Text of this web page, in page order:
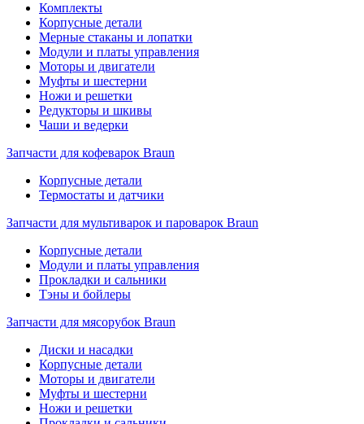
Комплекты
Корпусные детали
Мерные стаканы и лопатки
Модули и платы управления
Моторы и двигатели
Муфты и шестерни
Ножи и решетки
Редукторы и шкивы
Чаши и ведерки
Запчасти для кофеварок Braun
Корпусные детали
Термостаты и датчики
Запчасти для мультиварок и пароварок Braun
Корпусные детали
Модули и платы управления
Прокладки и сальники
Тэны и бойлеры
Запчасти для мясорубок Braun
Диски и насадки
Корпусные детали
Моторы и двигатели
Муфты и шестерни
Ножи и решетки